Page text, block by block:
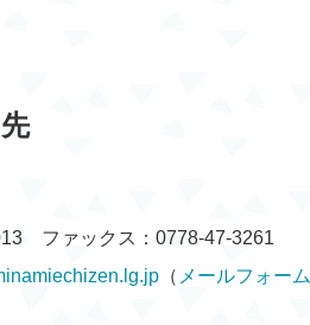
ファックス：0778-47-3261
（ メールフォーム